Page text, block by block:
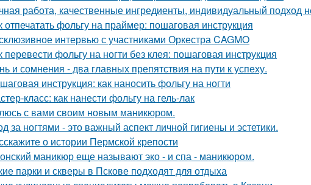
работа, качественные ингредиенты, индивидуальный подход
отпечатать фольгу на праймер: пошаговая инструкция
интервью с участниками Оркестра CAGMO
перевести фольгу на ногти без клея: пошаговая инструкция
и сомнения - два главных препятствия на пути к успеху.
инструкция: как наносить фольгу на ногти
класс: как нанести фольгу на гель-лак
с вами своим новым маникюром.
за ногтями - это важный аспект личной гигиены и эстетики.
о истории Пермской крепости
маникюр еще называют эко - и спа - маникюром.
парки и скверы в Пскове подходят для отдыха